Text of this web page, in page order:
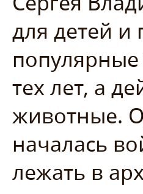
для детей и
тех лет, а
животные.
началась
лежать в